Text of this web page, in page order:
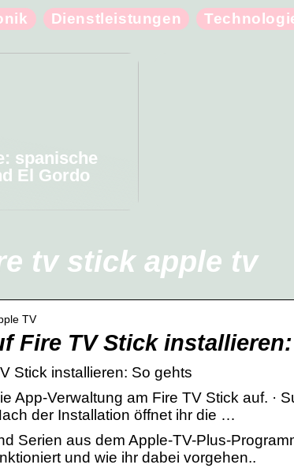
Dienstleistungen
spanische
El Gordo
tv stick apple tv
TV
Fire TV Stick
Stick installieren: So gehts
App-Verwaltung am Fire TV Stick auf. ·
der Installation öffnet ihr die …
Serien aus dem Apple-TV-Plus-
und wie ihr dabei vorgehen..